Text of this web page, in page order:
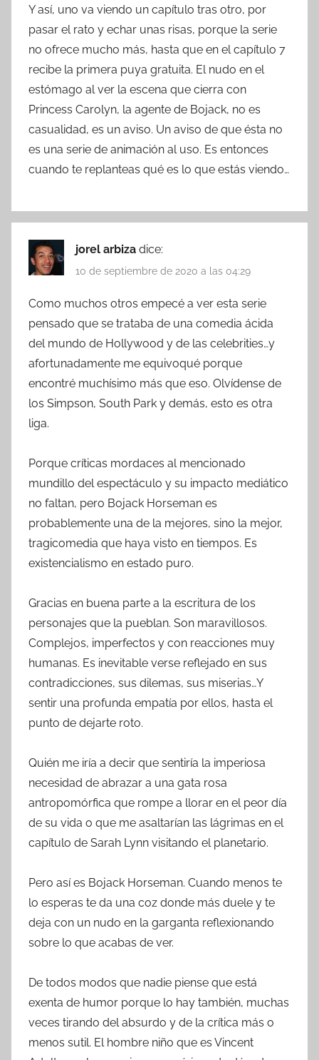
Y así, uno va viendo un capítulo tras otro, por
pasar el rato y echar unas risas, porque la serie
no ofrece mucho más, hasta que en el capítulo 7
recibe la primera puya gratuita. El nudo en el
estómago al ver la escena que cierra con
Princess Carolyn, la agente de Bojack, no es
casualidad, es un aviso. Un aviso de que ésta no
es una serie de animación al uso. Es entonces
cuando te replanteas qué es lo que estás viendo…
jorel arbiza dice:
10 de septiembre de 2020 a las 04:29
Como muchos otros empecé a ver esta serie
pensado que se trataba de una comedia ácida
del mundo de Hollywood y de las celebrities…y
afortunadamente me equivoqué porque
encontré muchísimo más que eso. Olvídense de
los Simpson, South Park y demás, esto es otra
liga.
Porque críticas mordaces al mencionado
mundillo del espectáculo y su impacto mediático
no faltan, pero Bojack Horseman es
probablemente una de la mejores, sino la mejor,
tragicomedia que haya visto en tiempos. Es
existencialismo en estado puro.
Gracias en buena parte a la escritura de los
personajes que la pueblan. Son maravillosos.
Complejos, imperfectos y con reacciones muy
humanas. Es inevitable verse reflejado en sus
contradicciones, sus dilemas, sus miserias…Y
sentir una profunda empatía por ellos, hasta el
punto de dejarte roto.
Quién me iría a decir que sentiría la imperiosa
necesidad de abrazar a una gata rosa
antropomórfica que rompe a llorar en el peor día
de su vida o que me asaltarían las lágrimas en el
capítulo de Sarah Lynn visitando el planetario.
Pero así es Bojack Horseman. Cuando menos te
lo esperas te da una coz donde más duele y te
deja con un nudo en la garganta reflexionando
sobre lo que acabas de ver.
De todos modos que nadie piense que está
exenta de humor porque lo hay también, muchas
veces tirando del absurdo y de la crítica más o
menos sutil. El hombre niño que es Vincent